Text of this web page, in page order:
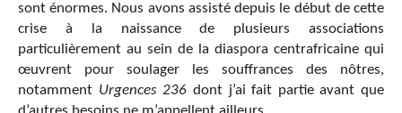
sont énormes. Nous avons assisté depuis le début de cette
crise à la naissance de plusieurs associations
particulièrement au sein de la diaspora centrafricaine qui
œuvrent pour soulager les souffrances des nôtres,
notamment Urgences 236 dont j’ai fait partie avant que